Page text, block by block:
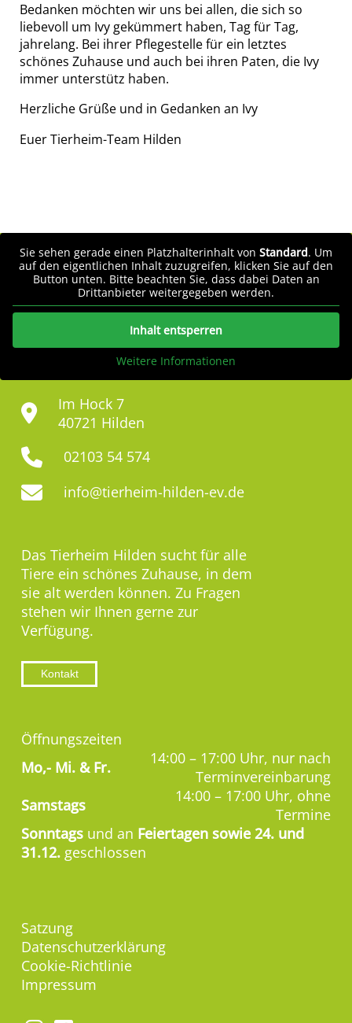
Bedanken möchten wir uns bei allen, die sich so
liebevoll um Ivy gekümmert haben, Tag für Tag,
jahrelang. Bei ihrer Pflegestelle für ein letztes
schönes Zuhause und auch bei ihren Paten, die Ivy
immer unterstütz haben.
Herzliche Grüße und in Gedanken an Ivy
Euer Tierheim-Team Hilden
Sie sehen gerade einen Platzhalterinhalt von Standard. Um
auf den eigentlichen Inhalt zuzugreifen, klicken Sie auf den
Button unten. Bitte beachten Sie, dass dabei Daten an
Drittanbieter weitergegeben werden.
Inhalt entsperren
Weitere Informationen
Im Hock 7
40721 Hilden
02103 54 574
info@tierheim-hilden-ev.de
Das Tierheim Hilden sucht für alle
Tiere ein schönes Zuhause, in dem
sie alt werden können. Zu Fragen
stehen wir Ihnen gerne zur
Verfügung.
Kontakt
Öffnungszeiten
Mo,- Mi. & Fr.
14:00 – 17:00 Uhr, nur nach
Terminvereinbarung
Samstags
14:00 – 17:00 Uhr, ohne
Termine
Sonntags und an Feiertagen sowie 24. und
31.12. geschlossen
Satzung
Datenschutzerklärung
Cookie-Richtlinie
Impressum